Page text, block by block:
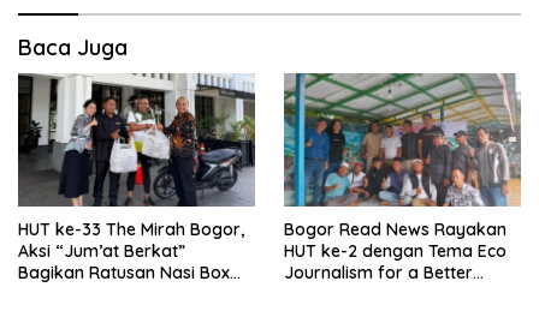
Baca Juga
HUT ke-33 The Mirah Bogor,
Aksi “Jum’at Berkat”
Bagikan Ratusan Nasi Box
Bogor Read News Rayakan
HUT ke-2 dengan Tema Eco
Journalism for a Better